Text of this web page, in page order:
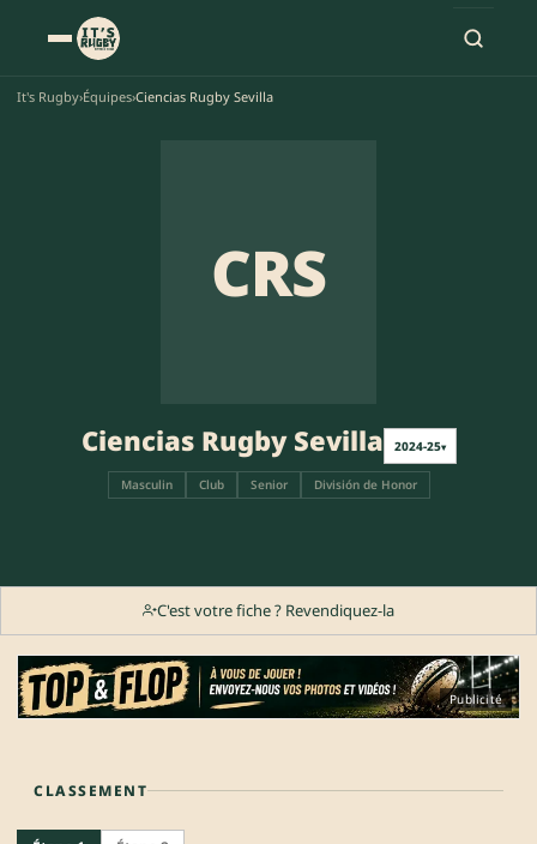
It's Rugby›Équipes›Ciencias Rugby Sevilla
CRS
Ciencias Rugby Sevilla 2024-25▾
Masculin Club Senior División de Honor
C'est votre fiche ? Revendiquez-la
Publicité
CLASSEMENT